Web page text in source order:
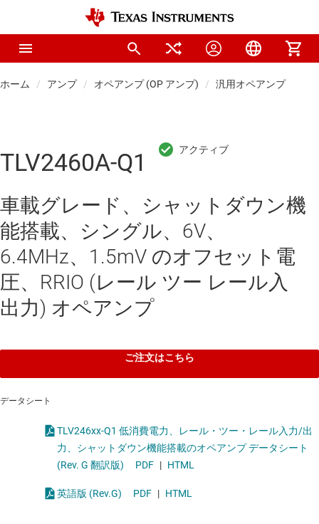
ホーム アンプ オペアンプ (OP アンプ) 汎用オペアンプ
TLV2460A-Q1
車載グレード、シャットダウン機
能搭載、シングル、6V、
6.4MHz、1.5mV のオフセット電
圧、RRIO (レール ツー レール入
出力) オペアンプ
ご注文はこちら
データシート
TLV246xx-Q1 低消費電力、レール・ツー・レール入力/出
力、シャットダウン機能搭載のオペアンプ データシート
(Rev. G 翻訳版)
PDF | HTML
英語版 (Rev.G) PDF | HTML